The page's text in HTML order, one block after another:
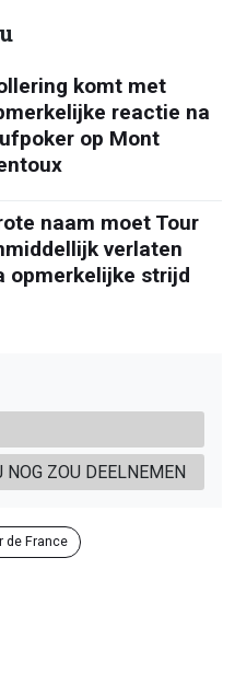
komt met
reactie na
op Mont
naam moet Tour
verlaten
opmerkelijke strijd
ZOU DEELNEMEN
de France